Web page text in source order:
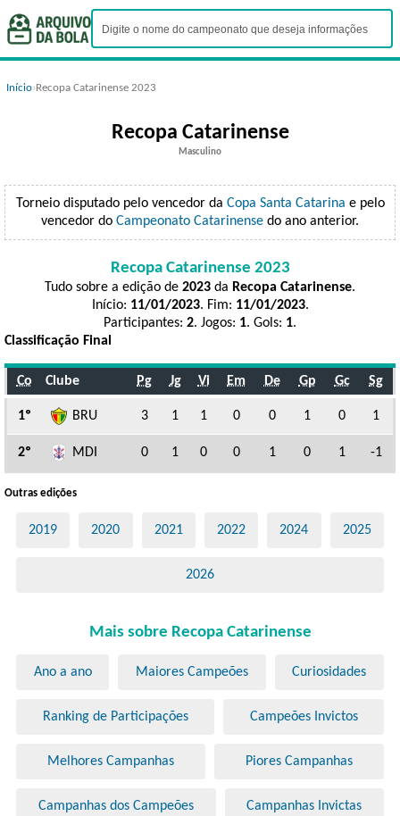
Início›Recopa Catarinense 2023
Recopa Catarinense
Masculino
Torneio disputado pelo vencedor da Copa Santa Catarina e pelo
vencedor do Campeonato Catarinense do ano anterior.
Recopa Catarinense 2023
Tudo sobre a edição de 2023 da Recopa Catarinense.
Início: 11/01/2023. Fim: 11/01/2023.
Participantes: 2. Jogos: 1. Gols: 1.
Classificação Final
Co Clube Pg Jg Vi Em De Gp Gc Sg
1º BRU 3 1 1 0 0 1 0 1
2º MDI 0 1 0 0 1 0 1 -1
Outras edições
2019 2020 2021 2022 2024 2025
2026
Mais sobre Recopa Catarinense
Ano a ano Maiores Campeões Curiosidades
Ranking de Participações Campeões Invictos
Melhores Campanhas Piores Campanhas
Campanhas dos Campeões Campanhas Invictas